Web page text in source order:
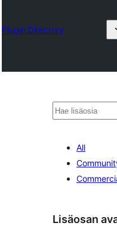
Plugin Directory
Etsi
All
Lisäosan